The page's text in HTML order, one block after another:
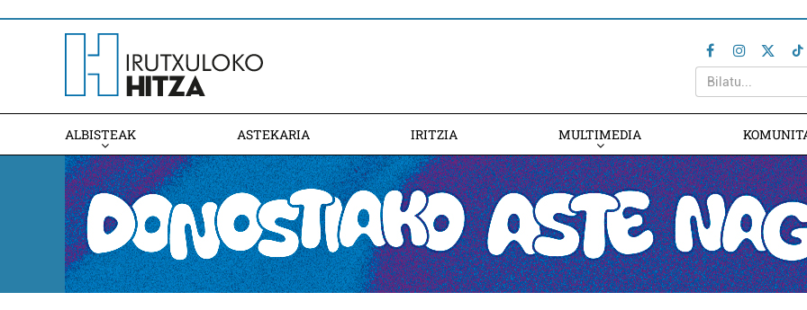
ALBISTEAK ASTEKARIA IRITZIA MULTIMEDIA